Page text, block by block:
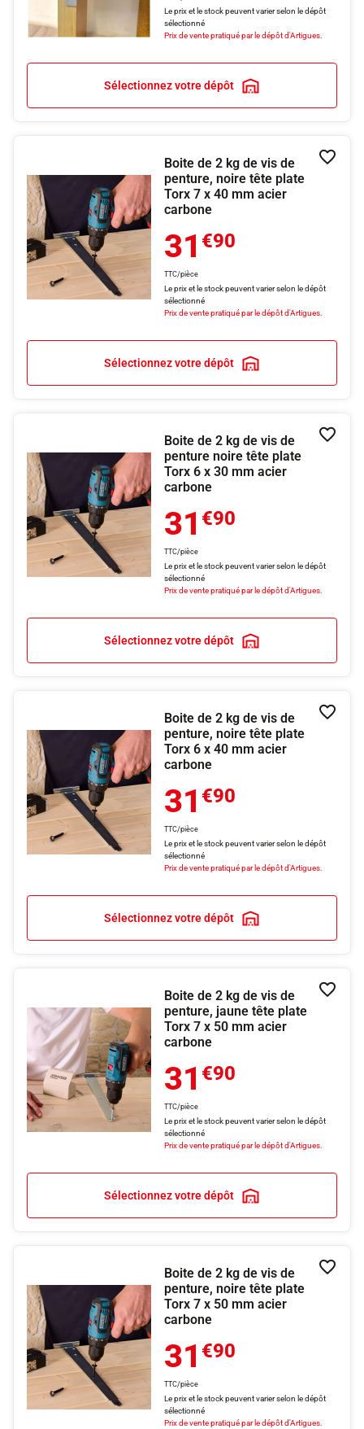
Le prix et le stock peuvent varier selon le dépôt
sélectionné
Prix de vente pratiqué par le dépôt d'Artigues.
Sélectionnez votre dépôt
Boite de 2 kg de vis de
penture, noire tête plate
Torx 7 x 40 mm acier
carbone
31 €90
TTC/pièce
Le prix et le stock peuvent varier selon le dépôt
sélectionné
Prix de vente pratiqué par le dépôt d'Artigues.
Sélectionnez votre dépôt
Boite de 2 kg de vis de
penture noire tête plate
Torx 6 x 30 mm acier
carbone
31 €90
TTC/pièce
Le prix et le stock peuvent varier selon le dépôt
sélectionné
Prix de vente pratiqué par le dépôt d'Artigues.
Sélectionnez votre dépôt
Boite de 2 kg de vis de
penture, noire tête plate
Torx 6 x 40 mm acier
carbone
31 €90
TTC/pièce
Le prix et le stock peuvent varier selon le dépôt
sélectionné
Prix de vente pratiqué par le dépôt d'Artigues.
Sélectionnez votre dépôt
Boite de 2 kg de vis de
penture, jaune tête plate
Torx 7 x 50 mm acier
carbone
31 €90
TTC/pièce
Le prix et le stock peuvent varier selon le dépôt
sélectionné
Prix de vente pratiqué par le dépôt d'Artigues.
Sélectionnez votre dépôt
Boite de 2 kg de vis de
penture, noire tête plate
Torx 7 x 50 mm acier
carbone
31 €90
TTC/pièce
Le prix et le stock peuvent varier selon le dépôt
sélectionné
Prix de vente pratiqué par le dépôt d'Artigues.